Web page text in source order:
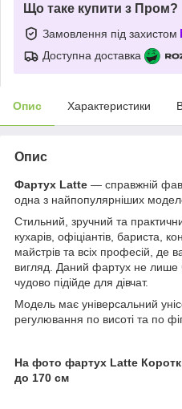
Що таке купити з Пром?
Замовлення під захистом
Доступна доставка
Опис Характеристики
Опис
Фартух Latte — справжній
одна з найпопулярніших
Стильний, зручний та
кухарів, офіціантів, бариста,
майстрів та всіх професій, де
вигляд. Даний фартух не лише
чудово підійде для дівчат.
Модель має універсальний
регулювання по висоті та по
На фото фартух Latte
до 170 см